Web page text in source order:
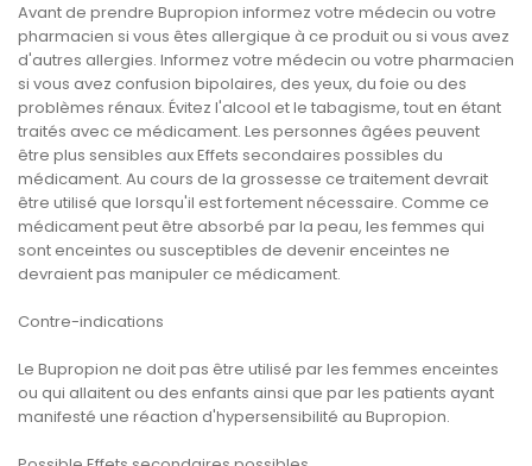
Avant de prendre Bupropion informez votre médecin ou votre
pharmacien si vous êtes allergique à ce produit ou si vous avez
d'autres allergies. Informez votre médecin ou votre pharmacien
si vous avez confusion bipolaires, des yeux, du foie ou des
problèmes rénaux. Évitez l'alcool et le tabagisme, tout en étant
traités avec ce médicament. Les personnes âgées peuvent
être plus sensibles aux Effets secondaires possibles du
médicament. Au cours de la grossesse ce traitement devrait
être utilisé que lorsqu'il est fortement nécessaire. Comme ce
médicament peut être absorbé par la peau, les femmes qui
sont enceintes ou susceptibles de devenir enceintes ne
devraient pas manipuler ce médicament.
Contre-indications
Le Bupropion ne doit pas être utilisé par les femmes enceintes
ou qui allaitent ou des enfants ainsi que par les patients ayant
manifesté une réaction d'hypersensibilité au Bupropion.